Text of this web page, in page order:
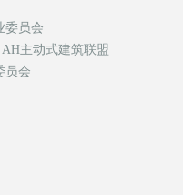
委员会
AH主动式建筑联盟
员会